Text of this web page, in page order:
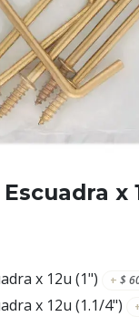
x
x 12u (1") + $
x 12u (1.1/4")